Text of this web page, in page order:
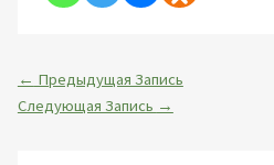
← Предыдущая Запись
Следующая Запись →